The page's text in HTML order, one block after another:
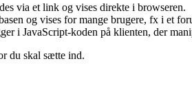
via et link og vises direkte i browseren.
og vises for mange brugere, fx i et
i JavaScript-koden på klienten, der
du skal sætte ind.